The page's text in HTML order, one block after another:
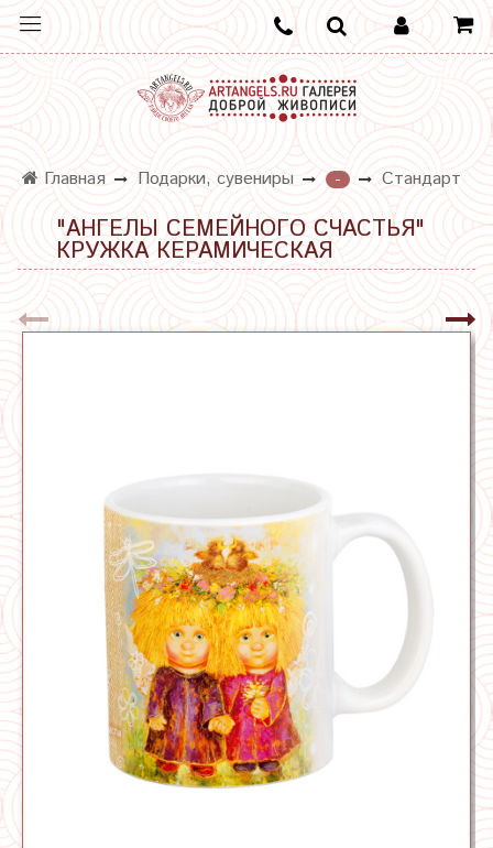
Главная Подарки, сувениры - Стандарт
"АНГЕЛЫ СЕМЕЙНОГО СЧАСТЬЯ"
КРУЖКА КЕРАМИЧЕСКАЯ